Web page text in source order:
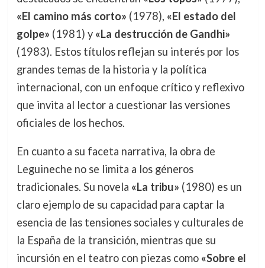
«El camino más corto» (1978), «El estado del
golpe» (1981) y «La destrucción de Gandhi»
(1983). Estos títulos reflejan su interés por los
grandes temas de la historia y la política
internacional, con un enfoque crítico y reflexivo
que invita al lector a cuestionar las versiones
oficiales de los hechos.
En cuanto a su faceta narrativa, la obra de
Leguineche no se limita a los géneros
tradicionales. Su novela «La tribu» (1980) es un
claro ejemplo de su capacidad para captar la
esencia de las tensiones sociales y culturales de
la España de la transición, mientras que su
incursión en el teatro con piezas como «Sobre el